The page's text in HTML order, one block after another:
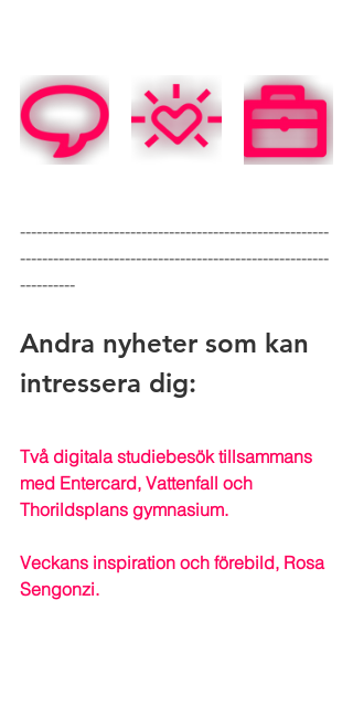
--------------------------------------------------------
--------------------------------------------------------
----------
Andra nyheter som kan
intressera dig:
Två digitala studiebesök tillsammans
med Entercard, Vattenfall och
Thorildsplans gymnasium.
Veckans inspiration och förebild, Rosa
Sengonzi.